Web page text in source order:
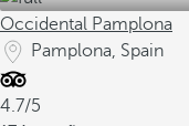
Occidental Pamplona
Pamplona, Spain
4.7/5